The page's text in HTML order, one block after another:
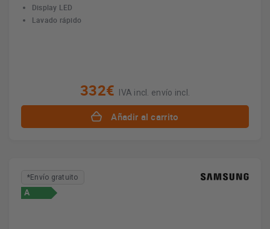
Display LED
Lavado rápido
332€ IVA incl. envío incl.
Añadir al carrito
*Envío gratuito
A